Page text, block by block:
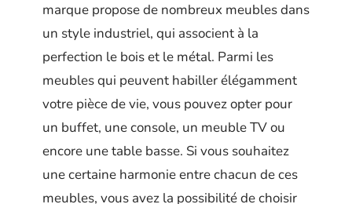
marque propose de nombreux meubles dans
un style industriel, qui associent à la
perfection le bois et le métal. Parmi les
meubles qui peuvent habiller élégamment
votre pièce de vie, vous pouvez opter pour
un buffet, une console, un meuble TV ou
encore une table basse. Si vous souhaitez
une certaine harmonie entre chacun de ces
meubles, vous avez la possibilité de choisir